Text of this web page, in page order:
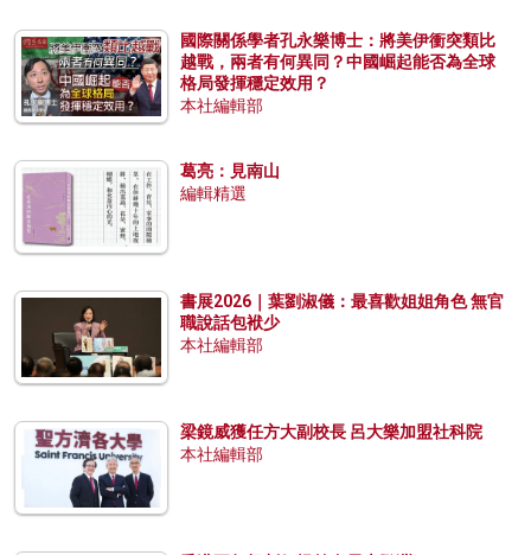
國際關係學者孔永樂博士：將美伊衝突類比
越戰，兩者有何異同？中國崛起能否為全球
格局發揮穩定效用？
本社編輯部
葛亮：見南山
編輯精選
書展2026｜葉劉淑儀：最喜歡姐姐角色 無官
職說話包袱少
本社編輯部
梁鏡威獲任方大副校長 呂大樂加盟社科院
本社編輯部